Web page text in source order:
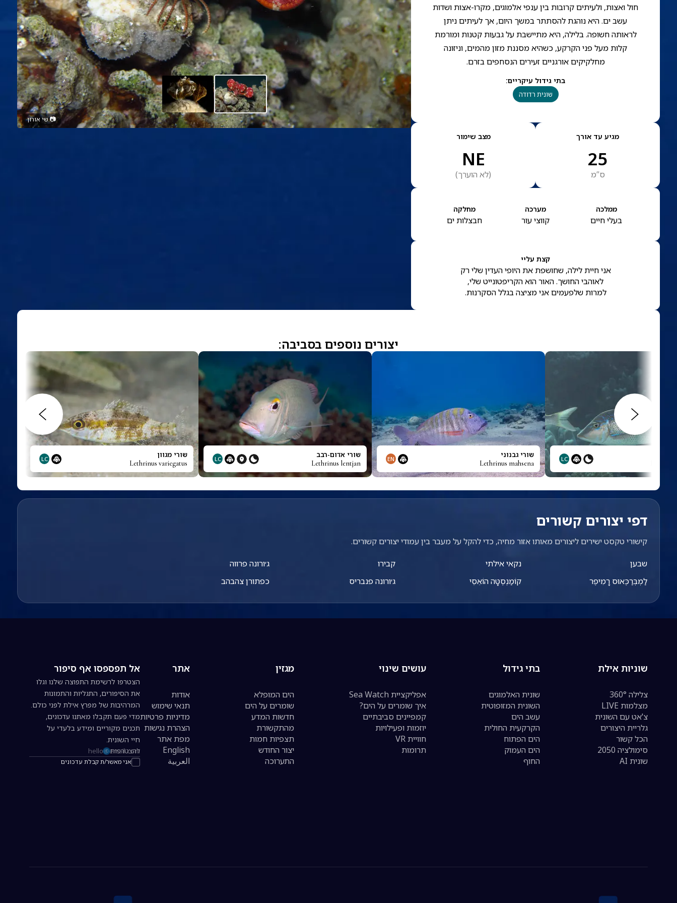
📷שי אורון
חול ואצות, ולעיתים קרובות בין ענפי אלמוגים, מקרו-אצות ושדות
עשב ים. היא נוהגת להסתתר במשך היום, אך לעיתים ניתן
לראותה חשופה. בלילה, היא מתיישבת על גבעות קטנות ומורמת
קלות מעל פני הקרקע, כשהיא מסננת מזון מהמים, וניזונה
מחלקיקים אורגניים זעירים הנסחפים בזרם.
בתי גידול עיקריים:
שונית רדודה
מגיע עד אורך
25
ס”מ
מצב שימור
NE
(לא הוערך)
ממלכה
בעלי חיים
מערכה
קווצי עור
מחלקה
חבצלות ים
קצת עליי
אני חיית לילה, שחושפת את היופי העדין שלי רק
לאוהבי החושך. האור הוא הקריפטונייט שלי,
למרות שלפעמים אני מציצה בגלל הסקרנות.
יצורים נוספים בסביבה:
LC שורי גבנוני
Lethrinus mahsena
EN שורי אדום-רבב
Lethrinus lentjan
LC שורי מגוון
Lethrinus variegatus
LC
דפי יצורים קשורים
קישורי טקסט ישירים ליצורים מאותו אזור מחיה, כדי להקל על מעבר בין עמודי יצורים קשורים.
שבען
לַמְבְּרַכֶּאוּס רָמִיפֶר
נקאי אילתי
קוֹמַנְסֶטָּה הוֹאֵסֵי
קבירו
ג׳ורונה פנבריס
ג׳ורונה פרווה
כפתורן צהבהב
שוניות אילת
צלילה 360°
מצלמות LIVE
צ'אט עם השונית
גלריית היצורים
הכל קשור
סימולציה 2050
שונית AI
בתי גידול
שונית האלמוגים
השונית המזופוטית
עשב הים
הקרקעית החולית
הים הפתוח
הים העמוק
החוף
עושים שינוי
אפליקציית Sea Watch
איך שומרים על הים?
קמפיינים סביבתיים
יוזמות ופעילויות
חוויית VR
תרומות
מגזין
הים המופלא
שומרים על הים
חדשות המדע
מהתקשורת
תצפיות חמות
יצור החודש
התערוכה
אתר
אודות
תנאי שימוש
מדיניות פרטיות
הצהרת נגישות
מפת אתר
English
العربية
אל תפספסו אף סיפור
הצטרפו לרשימת התפוצה שלנו וגלו
את הסיפורים, התגליות והתמונות
המרהיבות של מפרץ אילת לפני כולם.
מדי פעם תקבלו מאתנו עדכונים,
תכנים מקוריים ומידע בלעדי על
חיי השונית.
כתובת אימייל להרשמה לניוזלטר
אני מאשר/ת קבלת עדכונים
להצטרפות